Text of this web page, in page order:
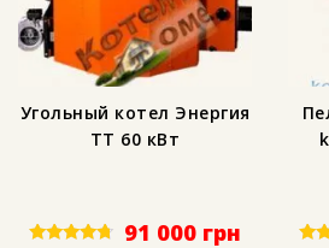
Угольный котел Энергия
ТТ 60 кВт
91 000 грн